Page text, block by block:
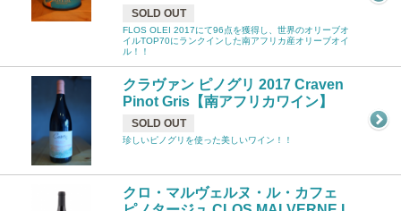
SOLD OUT
FLOS OLEI 2017にて96点を獲得し、世界のオリーブオ
イルTOP70にランクインした南アフリカ産オリーブオイ
ル！！
クラヴァン ピノグリ 2017 Craven
Pinot Gris【南アフリカワイン】
SOLD OUT
珍しいピノグリを使った美しいワイン！！
クロ・マルヴェルヌ・ル・カフェ